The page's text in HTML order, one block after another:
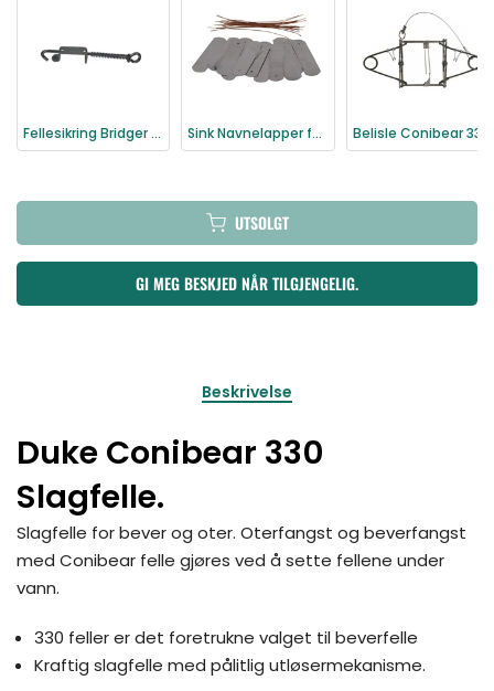
Fellesikring Bridger til Conibear felle Sink Navnelapper fellemerking
UTSOLGT
GI MEG BESKJED NÅR TILGJENGELIG.
Beskrivelse
Duke Conibear 330
Slagfelle.
Slagfelle for bever og oter. Oterfangst og beverfangst
med Conibear felle gjøres ved å sette fellene under
vann.
330 feller er det foretrukne valget til beverfelle
Kraftig slagfelle med pålitlig utløsermekanisme.